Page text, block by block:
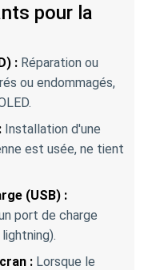
pour la
: Réparation ou
ou endommagés,
Installation d'une
est usée, ne tient
(USB) :
port de charge
: Lorsque le